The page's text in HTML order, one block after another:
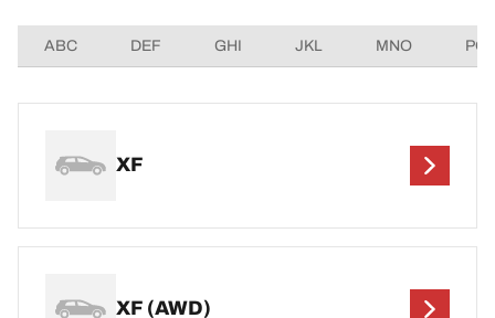
ABC DEF GHI JKL MNO
XF
XF (AWD)